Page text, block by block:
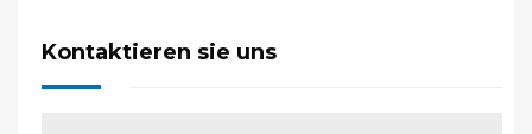
Kontaktieren sie uns